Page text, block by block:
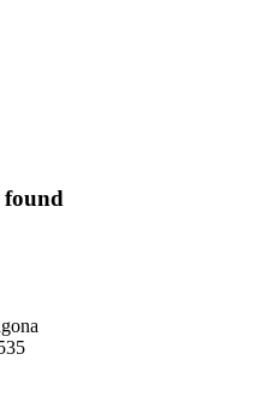
found